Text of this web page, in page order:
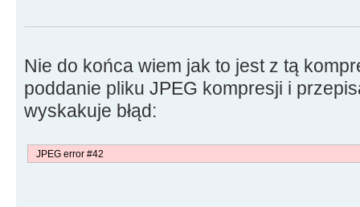
Nie do końca wiem jak to jest z tą
poddanie pliku JPEG kompresji i
wyskakuje błąd:
JPEG error #42